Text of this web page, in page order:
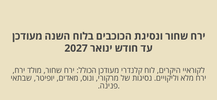
ירח שחור ונסיגת הכוכבים בלוח השנה מעודכן
עד חודש ינואר 2027
לקוראיי היקרים, לוח קלנדרי מעודכן הכולל: ירח שחור, מולד ירח,
ירח מלא וליקויים. נסיגות של מרקורי, ונוס, מאדים, יופיטר, שבתאי
.פנינה.